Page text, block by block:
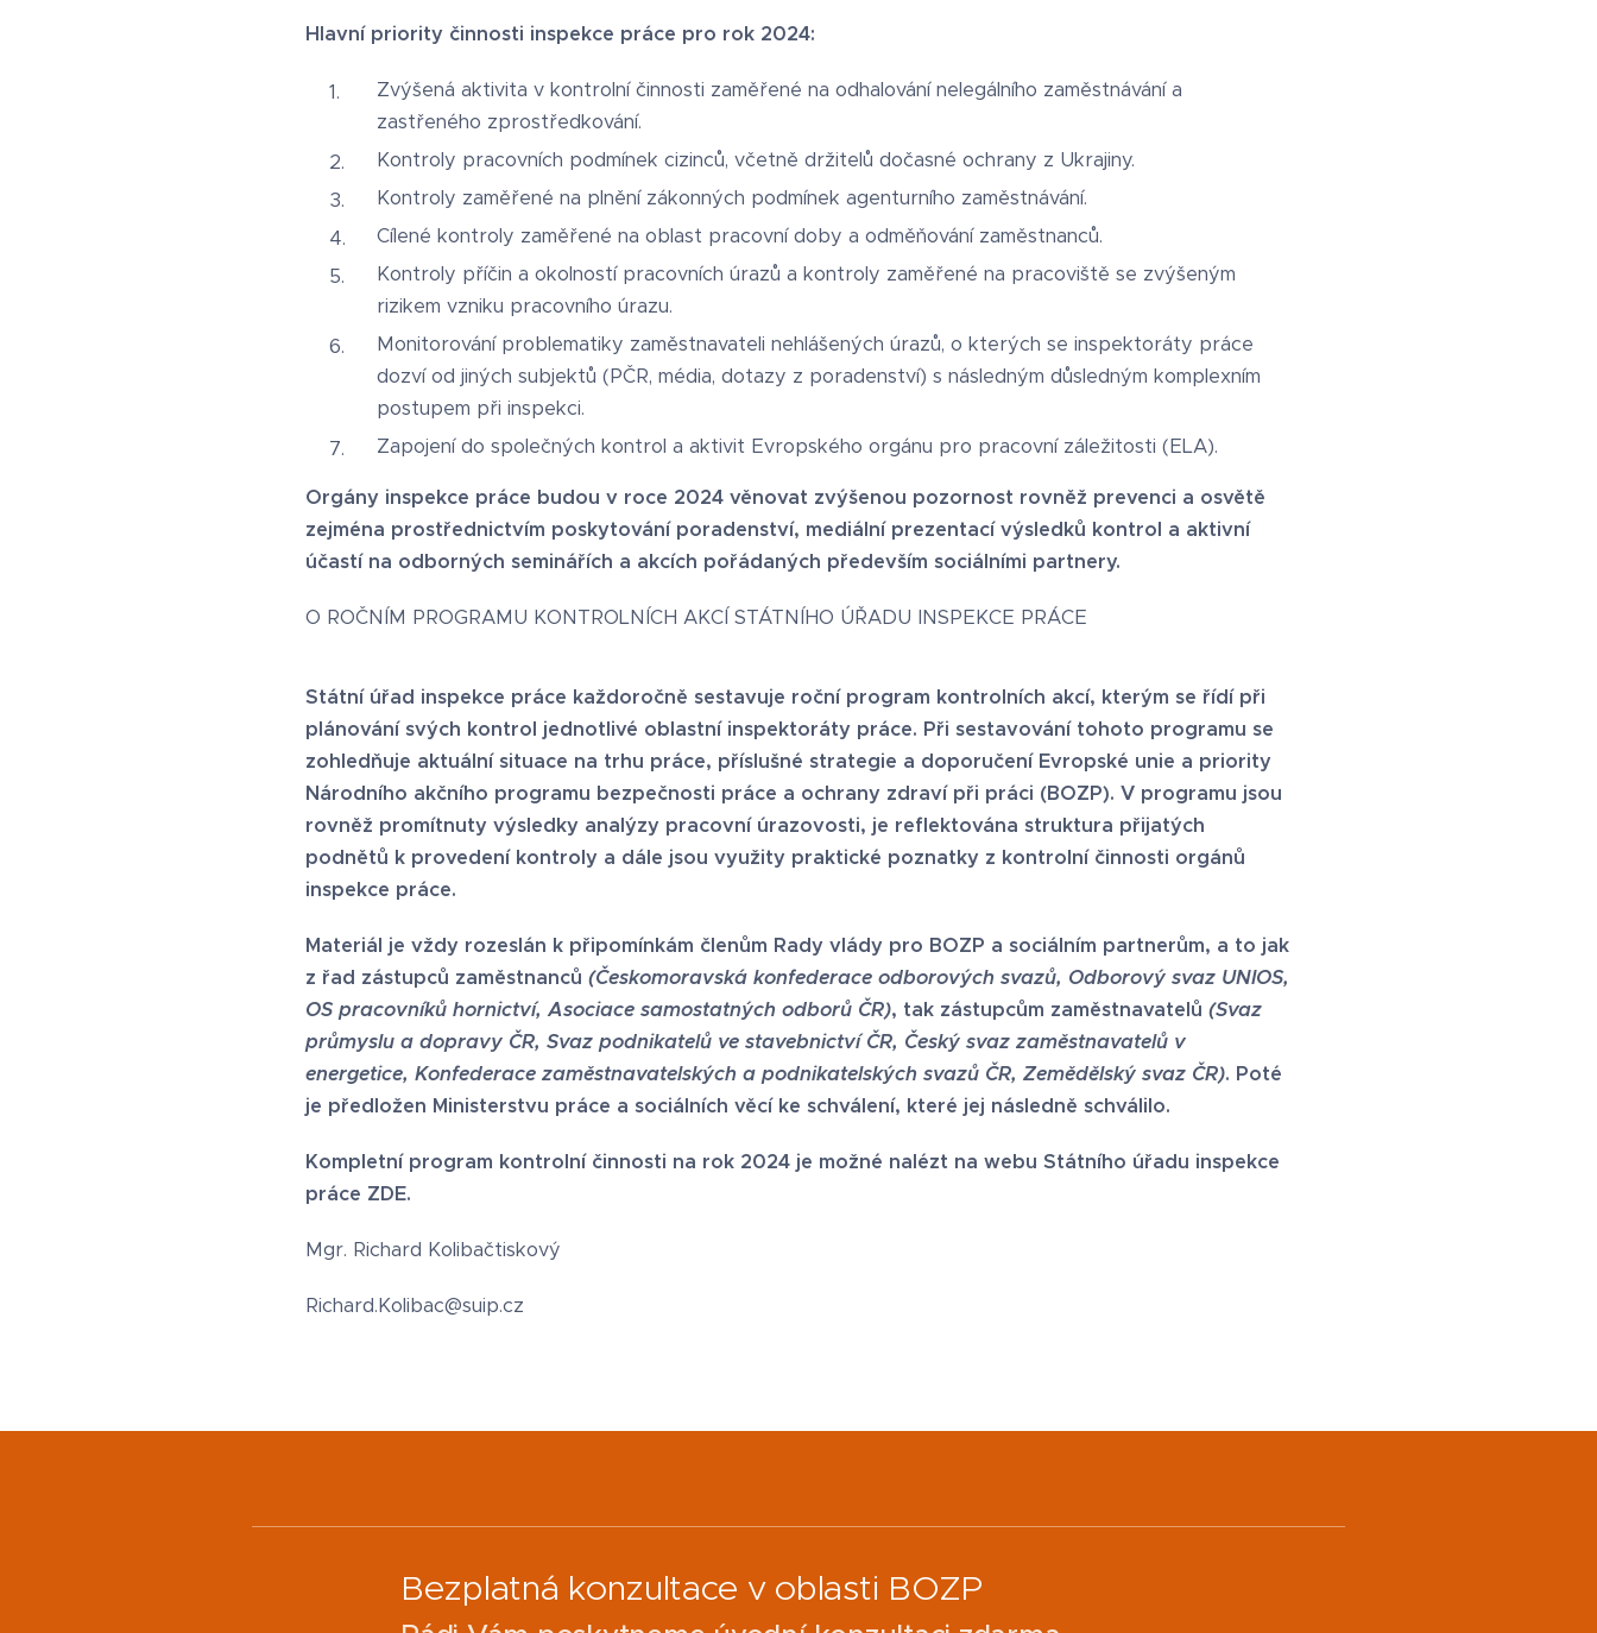
Hlavní priority činnosti inspekce práce pro rok 2024:
Zvýšená aktivita v kontrolní činnosti zaměřené na odhalování nelegálního zaměstnávání a
zastřeného zprostředkování.
Kontroly pracovních podmínek cizinců, včetně držitelů dočasné ochrany z Ukrajiny.
Kontroly zaměřené na plnění zákonných podmínek agenturního zaměstnávání.
Cílené kontroly zaměřené na oblast pracovní doby a odměňování zaměstnanců.
Kontroly příčin a okolností pracovních úrazů a kontroly zaměřené na pracoviště se zvýšeným
rizikem vzniku pracovního úrazu.
Monitorování problematiky zaměstnavateli nehlášených úrazů, o kterých se inspektoráty práce
dozví od jiných subjektů (PČR, média, dotazy z poradenství) s následným důsledným komplexním
postupem při inspekci.
Zapojení do společných kontrol a aktivit Evropského orgánu pro pracovní záležitosti (ELA).
Orgány inspekce práce budou v roce 2024 věnovat zvýšenou pozornost rovněž prevenci a osvětě
zejména prostřednictvím poskytování poradenství, mediální prezentací výsledků kontrol a aktivní
účastí na odborných seminářích a akcích pořádaných především sociálními partnery.
O ROČNÍM PROGRAMU KONTROLNÍCH AKCÍ STÁTNÍHO ÚŘADU INSPEKCE PRÁCE
Státní úřad inspekce práce každoročně sestavuje roční program kontrolních akcí, kterým se řídí při
plánování svých kontrol jednotlivé oblastní inspektoráty práce. Při sestavování tohoto programu se
zohledňuje aktuální situace na trhu práce, příslušné strategie a doporučení Evropské unie a priority
Národního akčního programu bezpečnosti práce a ochrany zdraví při práci (BOZP). V programu jsou
rovněž promítnuty výsledky analýzy pracovní úrazovosti, je reflektována struktura přijatých
podnětů k provedení kontroly a dále jsou využity praktické poznatky z kontrolní činnosti orgánů
inspekce práce.
Materiál je vždy rozeslán k připomínkám členům Rady vlády pro BOZP a sociálním partnerům, a to jak
z řad zástupců zaměstnanců (Českomoravská konfederace odborových svazů, Odborový svaz UNIOS,
OS pracovníků hornictví, Asociace samostatných odborů ČR), tak zástupcům zaměstnavatelů (Svaz
průmyslu a dopravy ČR, Svaz podnikatelů ve stavebnictví ČR, Český svaz zaměstnavatelů v
energetice, Konfederace zaměstnavatelských a podnikatelských svazů ČR, Zemědělský svaz ČR). Poté
je předložen Ministerstvu práce a sociálních věcí ke schválení, které jej následně schválilo.
Kompletní program kontrolní činnosti na rok 2024 je možné nalézt na webu Státního úřadu inspekce
práce ZDE.
Mgr. Richard Kolibačtiskový
Richard.Kolibac@suip.cz
Bezplatná konzultace v oblasti BOZP